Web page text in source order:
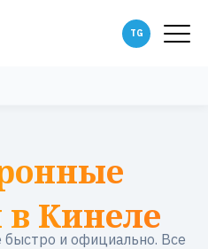
Кинеле
и официально. Все